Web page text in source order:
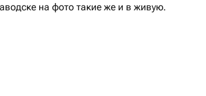
на фото такие же и в живую.